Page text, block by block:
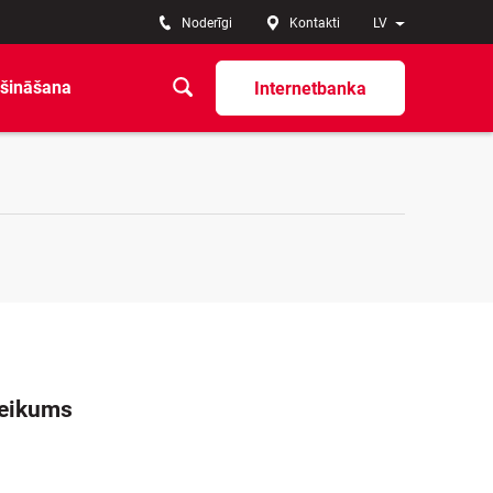
LV
Noderīgi Kontakti
Internetbanka